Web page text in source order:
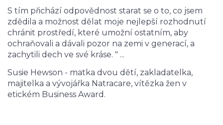
S tím přichází odpovědnost starat se o to, co jsem
zdědila a možnost dělat moje nejlepší rozhodnutí
chránit prostředí, které umožní ostatním, aby
ochraňovali a dávali pozor na zemi v generací, a
zachytili dech ve své kráse. " ...
Susie Hewson - matka dvou dětí, zakladatelka,
majitelka a vývojářka Natracare, vítězka žen v
etickém Business Award.